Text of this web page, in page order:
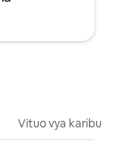
Vituo vya karibu